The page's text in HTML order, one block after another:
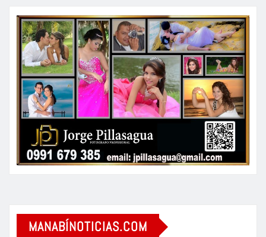
MANABÍNOTICIAS.COM